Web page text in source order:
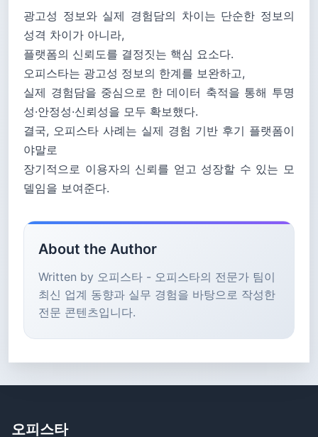
광고성 정보와 실제 경험담의 차이는 단순한 정보의
성격 차이가 아니라,
플랫폼의 신뢰도를 결정짓는 핵심 요소다.
오피스타는 광고성 정보의 한계를 보완하고,
실제 경험담을 중심으로 한 데이터 축적을 통해 투명
성·안정성·신뢰성을 모두 확보했다.
결국, 오피스타 사례는 실제 경험 기반 후기 플랫폼이
야말로
장기적으로 이용자의 신뢰를 얻고 성장할 수 있는 모
델임을 보여준다.
About the Author
Written by 오피스타 - 오피스타의 전문가 팀이
최신 업계 동향과 실무 경험을 바탕으로 작성한
전문 콘텐츠입니다.
오피스타